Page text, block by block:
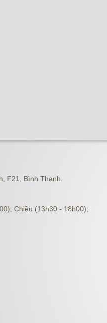
F21, Bình Thạnh.
Chiều (13h30 - 18h00);